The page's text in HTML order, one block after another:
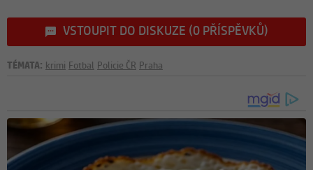
VSTOUPIT DO DISKUZE (0 PŘÍSPĚVKŮ)
TÉMATA: krimi Fotbal Policie ČR Praha